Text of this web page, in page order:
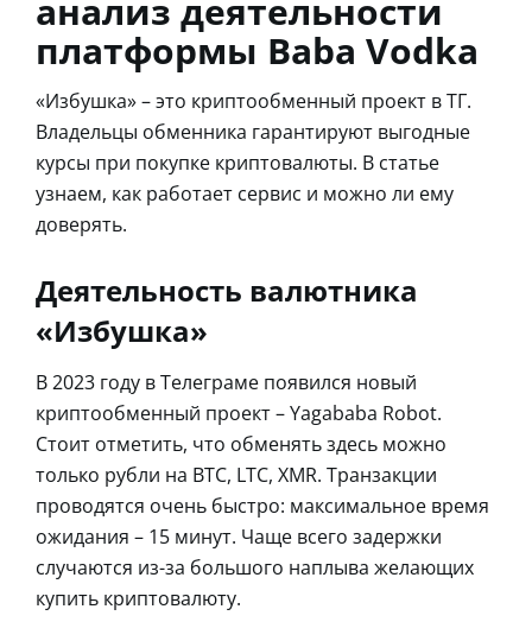
анализ деятельности
платформы Baba Vodka
«Избушка» – это криптообменный проект в ТГ.
Владельцы обменника гарантируют выгодные
курсы при покупке криптовалюты. В статье
узнаем, как работает сервис и можно ли ему
доверять.
Деятельность валютника
«Избушка»
В 2023 году в Телеграме появился новый
криптообменный проект – Yagababa Robot.
Стоит отметить, что обменять здесь можно
только рубли на BTC, LTC, XMR. Транзакции
проводятся очень быстро: максимальное время
ожидания – 15 минут. Чаще всего задержки
случаются из-за большого наплыва желающих
купить криптовалюту.